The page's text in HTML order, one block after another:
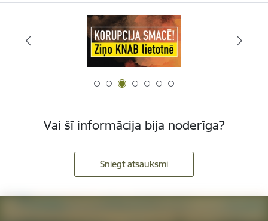
Vai šī informācija bija noderīga?
Sniegt atsauksmi